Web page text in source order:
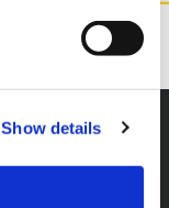
Show details